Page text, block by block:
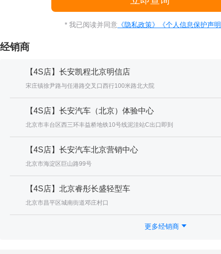
* 我已阅读并同意 《隐私政策》 《个人信息保护声
经销商
【4S店】长安凯程北京明信店
宋庄镇徐尹路与任港路交叉口西行100米路北大院
【4S店】长安汽车（北京）体验中心
北京市丰台区西三环丰益桥地铁10号线泥洼站C出口即到
【4S店】长安汽车北京营销中心
北京市海淀区巨山路99号
【4S店】北京睿彤长盛轻型车
北京市昌平区城南街道邓庄村口
更多经销商